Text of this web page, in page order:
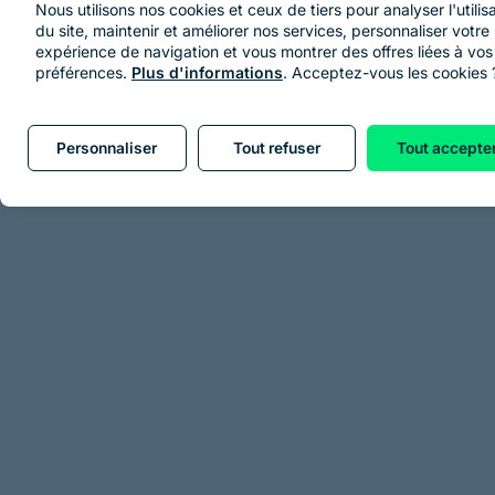
Nous utilisons nos cookies et ceux de tiers pour analyser
du site, maintenir et améliorer nos services, personnaliser votre
expérience de navigation et vous montrer des offres liées à vos
préférences. Plus d'informations. Acceptez-vous les cookies
Personnaliser Tout refuser Tout